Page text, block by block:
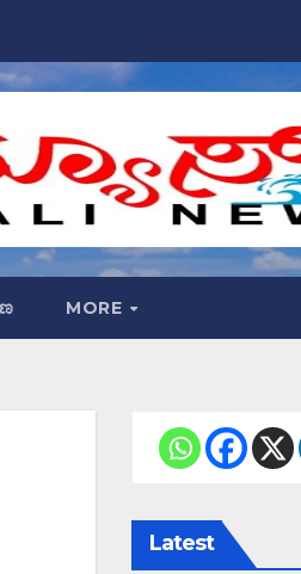
MORE
Latest